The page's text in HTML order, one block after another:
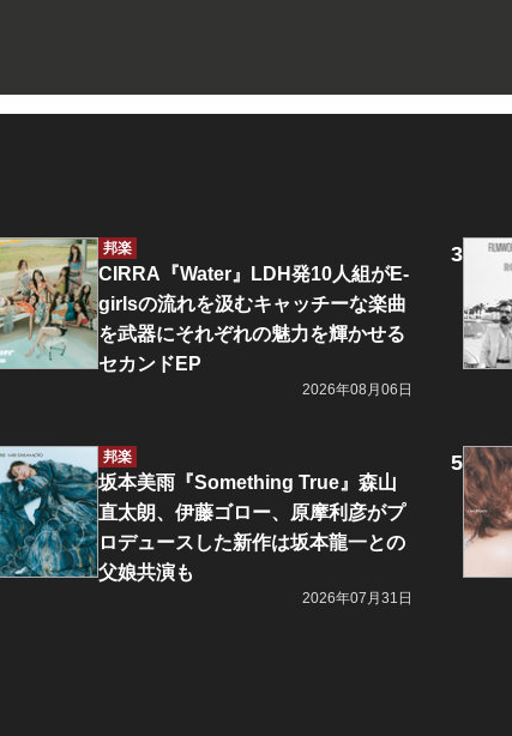
邦楽
CIRRA『Water』LDH発10人組がE-
girlsの流れを汲むキャッチーな楽曲
を武器にそれぞれの魅力を輝かせる
セカンドEP
2026年08月06日
邦楽
坂本美雨『Something True』森山
直太朗、伊藤ゴロー、原摩利彦がプ
ロデュースした新作は坂本龍一との
父娘共演も
2026年07月31日